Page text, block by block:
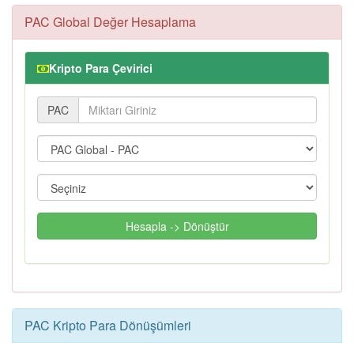
PAC Global Değer Hesaplama
Kripto Para Çevirici
PAC
Hesapla -> Dönüştür
PAC Kripto Para Dönüşümleri